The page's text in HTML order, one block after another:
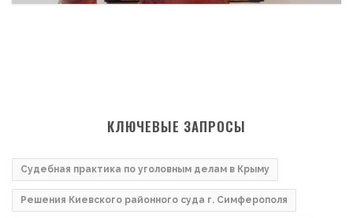
КЛЮЧЕВЫЕ ЗАПРОСЫ
Судебная практика по уголовным делам в Крыму
Решения Киевского районного суда г. Симферополя